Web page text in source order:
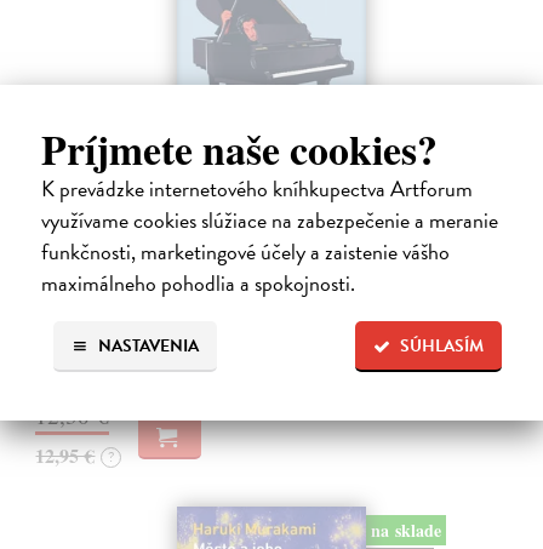
Príjmete naše cookies?
K prevádzke internetového kníhkupectva Artforum
využívame cookies slúžiace na zabezpečenie a meranie
funkčnosti, marketingové účely a zaistenie vášho
maximálneho pohodlia a spokojnosti.
SÚHLASÍM
NASTAVENIA
Rieka času
Mercier Pascal| Kniha
Pascal Mercier bol vždy majstrom filozofického rozprávania. Romány
Nočný vlak do Lisabonu či Váha slov podnietili milióny čitateľov k
zamysleniu sa nad veľkými témami, ako sú identita, sloboda, čas či…
Na sklade ?
12,30 €
12,95 € ?
na sklade